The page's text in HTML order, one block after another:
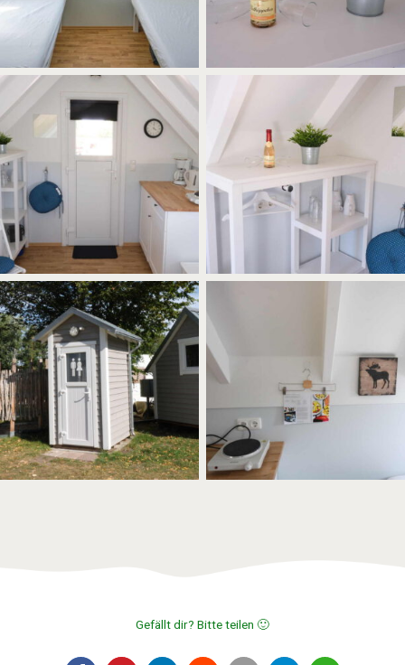
Der Eingangsbereiches des
Ferienhaus Tommy und Annika mit
Küchenecke und Garderobe.
Innenansicht des
Eingangsbereiches der
Ferienhäuser Tommy und Annika.
Garderobe und ein Sideboard mit
einem Piccolo Rotkäppchen zum
Empfang.
Das graue kleine
Toilettenhäuschen für drei
Ferienhütten auf dem
Campingplatz.
Tommy und Annika. Kochecke mit
Kochplatte, einem Rezept für
Gnocci und einem Bild mit einem
Elch.
Gefällt dir? Bitte teilen 🙂